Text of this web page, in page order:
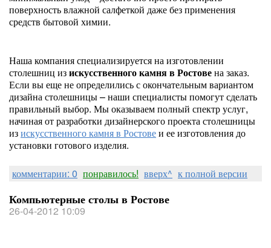
поверхность влажной салфеткой даже без применения
средств бытовой химии.
Наша компания специализируется на изготовлении
столешниц изискусственного камня в Ростовена заказ.
Если вы еще не определились с окончательным вариантом
дизайна столешницы – наши специалисты помогут сделать
правильный выбор. Мы оказываем полный спектр услуг,
начиная от разработки дизайнерского проекта столешницы
изискусственного камня в Ростовеи ее изготовления до
установки готового изделия.
комментарии: 0 понравилось! вверх^ к полной версии
Компьютерные столы в Ростове
26-04-2012 10:09